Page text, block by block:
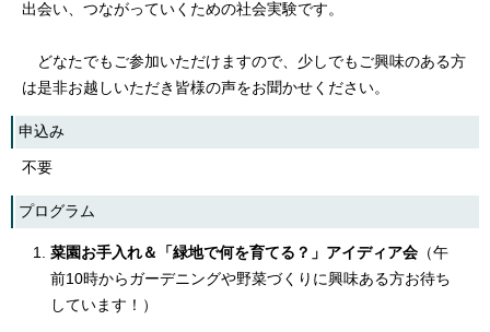
出会い、つながっていくための社会実験です。
どなたでもご参加いただけますので、少しでもご興味のある方
は是非お越しいただき皆様の声をお聞かせください。
申込み
不要
プログラム
菜園お手入れ＆「緑地で何を育てる？」アイディア会 （午
前10時からガーデニングや野菜づくりに興味ある方お待ち
しています！）